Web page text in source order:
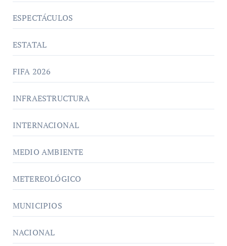
ESPECTÁCULOS
ESTATAL
FIFA 2026
INFRAESTRUCTURA
INTERNACIONAL
MEDIO AMBIENTE
METEREOLÓGICO
MUNICIPIOS
NACIONAL